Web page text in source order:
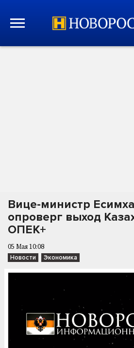
Вице-министр
опроверг выход
ОПЕК+
05 Мая 10:08
Новости Экономика